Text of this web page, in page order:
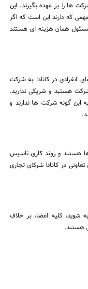
ها را بر عهده بگیرند. این
که دارند این است که اگر
همان هزینه ای هستند
در کانادا به شرکت
هستید و شریکی ندارید.
این گونه شرکت ها ندارند و
هستند و روند کاری تاسیس
در کانادا شرکای تجاری
شوید، کلیه اعضا، بر خلاف
هستند.